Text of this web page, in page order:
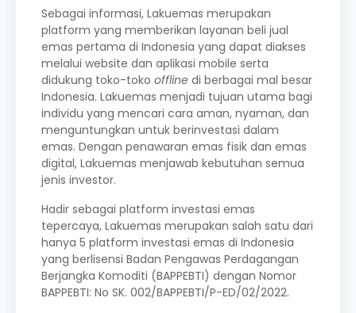
Sebagai informasi, Lakuemas merupakan
platform yang memberikan layanan beli jual
emas pertama di Indonesia yang dapat diakses
melalui website dan aplikasi mobile serta
didukung toko-toko offline di berbagai mal besar
Indonesia. Lakuemas menjadi tujuan utama bagi
individu yang mencari cara aman, nyaman, dan
menguntungkan untuk berinvestasi dalam
emas. Dengan penawaran emas fisik dan emas
digital, Lakuemas menjawab kebutuhan semua
jenis investor.
Hadir sebagai platform investasi emas
tepercaya, Lakuemas merupakan salah satu dari
hanya 5 platform investasi emas di Indonesia
yang berlisensi Badan Pengawas Perdagangan
Berjangka Komoditi (BAPPEBTI) dengan Nomor
BAPPEBTI: No SK. 002/BAPPEBTI/P-ED/02/2022.